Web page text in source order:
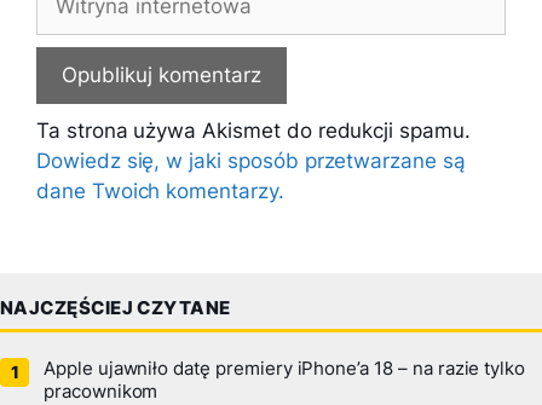
internetowa
Ta strona używa Akismet do redukcji spamu.
Dowiedz się, w jaki sposób przetwarzane są
dane Twoich komentarzy.
NAJCZĘŚCIEJ CZYTANE
Apple ujawniło datę premiery iPhone’a 18 – na razie tylko
pracownikom